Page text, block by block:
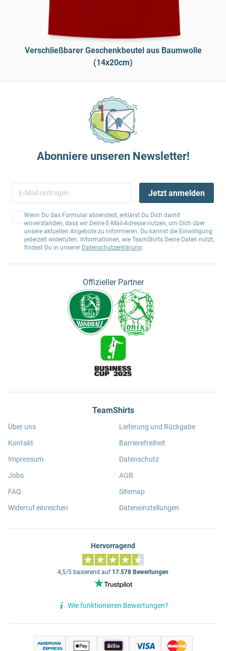
Verschließbarer Geschenkbeutel aus Baumwolle
(14x20cm)
Abonniere unseren Newsletter!
Jetzt anmelden
Wenn Du das Formular absendest, erklärst Du Dich damit
einverstanden, dass wir Deine E-Mail-Adresse nutzen, um Dich über
unsere aktuellen Angebote zu informieren. Du kannst die Einwilligung
jederzeit widerrufen. Informationen, wie TeamShirts Deine Daten nutzt,
findest Du in unserer Datenschutzerklärung.
Offizieller Partner
TeamShirts
Über uns
Kontakt
Impressum
Jobs
FAQ
Widerruf einreichen
Lieferung und Rückgabe
Barrierefreiheit
Datenschutz
AGB
Sitemap
Dateneinstellungen
Hervorragend
4,5/5 basierend auf 17.578 Bewertungen
Wie funktionieren Bewertungen?